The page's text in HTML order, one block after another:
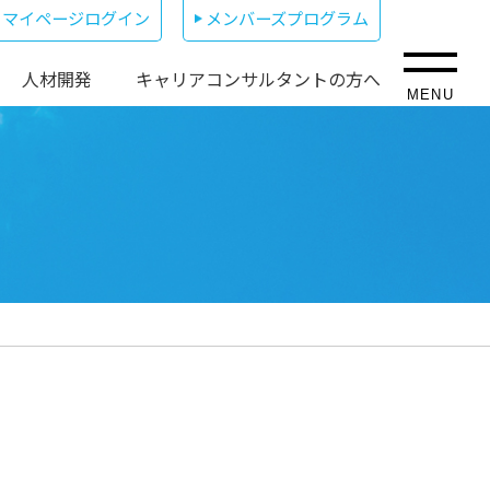
マイページログイン メンバーズプログラム
人材開発 キャリアコンサルタントの方へ
MENU